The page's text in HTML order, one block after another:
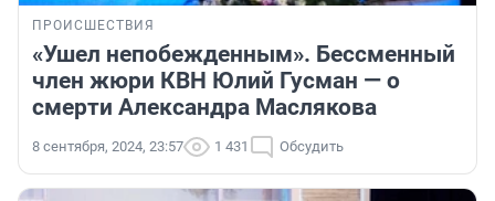
ПРОИСШЕСТВИЯ
«Ушел непобежденным». Бессменный
член жюри КВН Юлий Гусман — о
смерти Александра Маслякова
8 сентября, 2024, 23:57 1 431 Обсудить